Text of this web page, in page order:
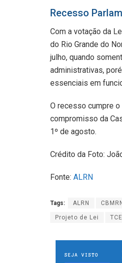
Recesso
Com a votação da
do Rio Grande do
julho, quando
administrativas,
essenciais em
O recesso cumpre
compromisso da
1º de agosto.
Crédito da Foto:
Fonte: ALRN
Tags: ALRN CBMRN
Projeto de Lei TCE